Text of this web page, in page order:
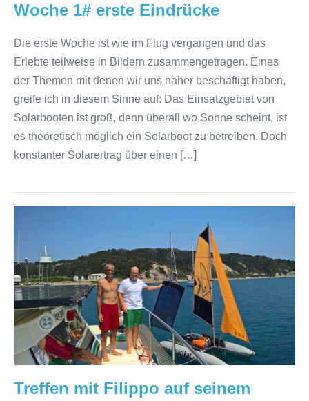
Woche 1# erste Eindrücke
Die erste Woche ist wie im Flug vergangen und das
Erlebte teilweise in Bildern zusammengetragen. Eines
der Themen mit denen wir uns näher beschäftigt haben,
greife ich in diesem Sinne auf: Das Einsatzgebiet von
Solarbooten ist groß, denn überall wo Sonne scheint, ist
es theoretisch möglich ein Solarboot zu betreiben. Doch
konstanter Solarertrag über einen […]
mit
Filippo
auf
seinem
SmartKat
Treffen mit Filippo auf seinem